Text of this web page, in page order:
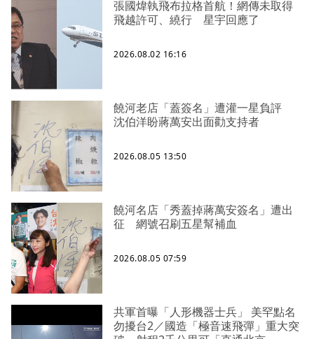
張國煒執飛布拉格首航！網傳未取得
飛越許可、繞行 星宇回應了
2026.08.02 16:16
饒河老店「蓋簽名」遭灌一星負評
沈伯洋盼蔣萬安出面勸支持者
2026.08.05 13:50
饒河名店「秀蓋掉蔣萬安簽名」遭出
征 網號召刷五星幫補血
2026.08.05 07:59
共軍首曝「人形機器士兵」 美罕點名
勿擾台2／國造「極音速飛彈」重大突